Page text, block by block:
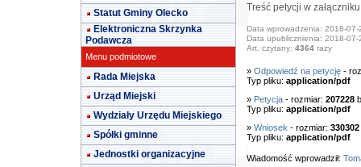
Statut Gminy Olecko
Elektroniczna Skrzynka
Podawcza
Menu podmiotowe
Rada Miejska
Urząd Miejski
Wydziały Urzędu Miejskiego
Spółki gminne
Jednostki organizacyjne
Treść petycji w załączniku
Data wprowadzenia: 2018-07-
Data upublicznienia: 2018-07-
Art. czytany: 4364razy
» Odpowiedź na petycję-
Typ pliku: application/pdf
» Petycja- rozmiar: 207228
Typ pliku: application/pdf
» Wniosek - rozmiar: 330302
Typ pliku: application/pdf
Wiadomość wprowadził: